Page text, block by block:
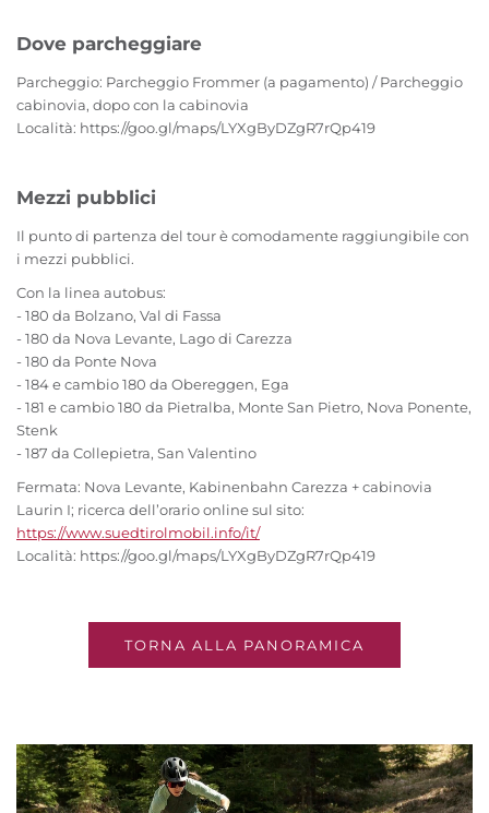
Dove parcheggiare
Parcheggio: Parcheggio Frommer (a pagamento) / Parcheggio
cabinovia, dopo con la cabinovia
Località: https://goo.gl/maps/LYXgByDZgR7rQp419
Mezzi pubblici
Il punto di partenza del tour è comodamente raggiungibile con
i mezzi pubblici.
Con la linea autobus:
- 180 da Bolzano, Val di Fassa
- 180 da Nova Levante, Lago di Carezza
- 180 da Ponte Nova
- 184 e cambio 180 da Obereggen, Ega
- 181 e cambio 180 da Pietralba, Monte San Pietro, Nova Ponente,
Stenk
- 187 da Collepietra, San Valentino
Fermata: Nova Levante, Kabinenbahn Carezza + cabinovia
Laurin I; ricerca dell’orario online sul sito:
https://www.suedtirolmobil.info/it/
Località: https://goo.gl/maps/LYXgByDZgR7rQp419
TORNA ALLA PANORAMICA